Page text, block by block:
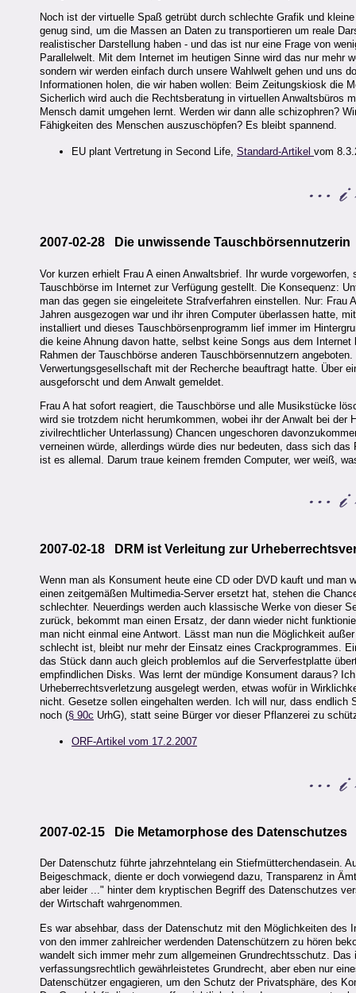
Noch ist der virtuelle Spaß getrübt durch schlechte Grafik und
genug sind, um die Massen an Daten zu transportieren um reale
realistischer Darstellung haben - und das ist nur eine Frage von
Parallelwelt. Mit dem Internet im heutigen Sinne wird das nur mehr
sondern wir werden einfach durch unsere Wahlwelt gehen und uns
Informationen holen, die wir haben wollen: Beim Zeitungskiosk die
Sicherlich wird auch die Rechtsberatung in virtuellen Anwaltsbüros
Mensch damit umgehen lernt. Werden wir dann alle schizophren?
Fähigkeiten des Menschen auszuschöpfen? Es bleibt spannend.
EU plant Vertretung in Second Life, Standard-Artikel vom
2007-02-28 Die unwissende Tauschbörsennutzerin
Vor kurzen erhielt Frau A einen Anwaltsbrief. Ihr wurde
Tauschbörse im Internet zur Verfügung gestellt. Die Konsequenz:
man das gegen sie eingeleitete Strafverfahren einstellen. Nur:
Jahren ausgezogen war und ihr ihren Computer überlassen hatte,
installiert und dieses Tauschbörsenprogramm lief immer im
die keine Ahnung davon hatte, selbst keine Songs aus dem
Rahmen der Tauschbörse anderen Tauschbörsennutzern
Verwertungsgesellschaft mit der Recherche beauftragt hatte. Über
ausgeforscht und dem Anwalt gemeldet.
Frau A hat sofort reagiert, die Tauschbörse und alle Musikstücke
wird sie trotzdem nicht herumkommen, wobei ihr der Anwalt bei der
zivilrechtlicher Unterlassung) Chancen ungeschoren
verneinen würde, allerdings würde dies nur bedeuten, dass sich
ist es allemal. Darum traue keinem fremden Computer, wer weiß,
2007-02-18 DRM ist Verleitung zur
Wenn man als Konsument heute eine CD oder DVD kauft und
einen zeitgemäßen Multimedia-Server ersetzt hat, stehen die
schlechter. Neuerdings werden auch klassische Werke von dieser
zurück, bekommt man einen Ersatz, der dann wieder nicht
man nicht einmal eine Antwort. Lässt man nun die Möglichkeit
schlecht ist, bleibt nur mehr der Einsatz eines Crackprogrammes.
das Stück dann auch gleich problemlos auf die Serverfestplatte
empfindlichen Disks. Was lernt der mündige Konsument daraus?
Urheberrechtsverletzung ausgelegt werden, etwas wofür in
nicht. Gesetze sollen eingehalten werden. Ich will nur, dass
noch (§ 90c UrhG), statt seine Bürger vor dieser Pflanzerei zu
ORF-Artikel vom 17.2.2007
2007-02-15 Die Metamorphose des Datenschutzes
Der Datenschutz führte jahrzehntelang ein Stiefmütterchendasein.
Beigeschmack, diente er doch vorwiegend dazu, Transparenz in
aber leider ..." hinter dem kryptischen Begriff des Datenschutzes
der Wirtschaft wahrgenommen.
Es war absehbar, dass der Datenschutz mit den Möglichkeiten des
von den immer zahlreicher werdenden Datenschützern zu hören
wandelt sich immer mehr zum allgemeinen Grundrechtsschutz.
verfassungsrechtlich gewährleistetes Grundrecht, aber eben nur
Datenschützer engagieren, um den Schutz der Privatsphäre, des